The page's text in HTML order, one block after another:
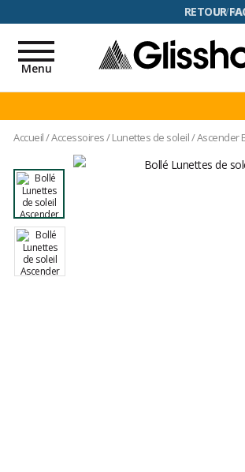
RETOUR
Toggle
navigation
Menu
Accueil/Accessoires/Lunettes de soleil/Ascender